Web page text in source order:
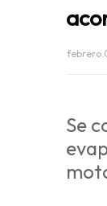
febrero
Se